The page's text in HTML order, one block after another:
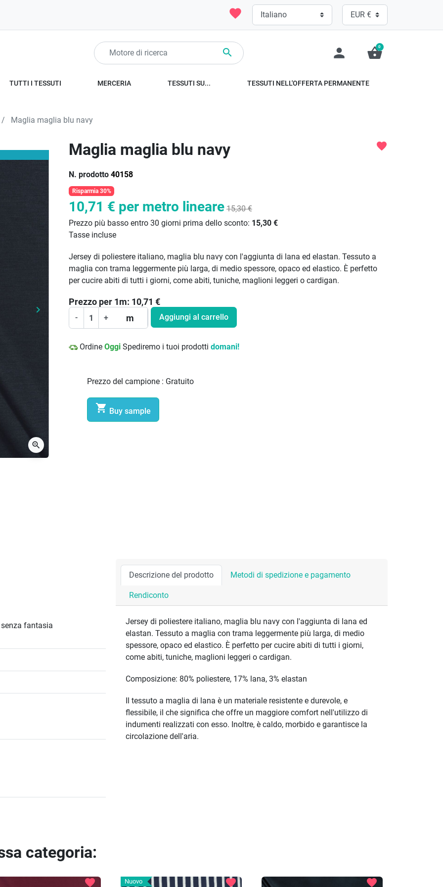
favorite
 person shopping_basket
0
TUTTI I TESSUTI MERCERIA TESSUTI SU... TESSUTI NELL'OFFERTA PERMANENTE
Maglia maglia blu navy
Prossimo
keyboard_arrow_right
zoom_in
Maglia maglia blu navy
N. prodotto 40158
favorite
Risparmia 30%
10,71 € per metro lineare 15,30 €
Prezzo più basso entro 30 giorni prima dello sconto: 15,30 €
Tasse incluse
Jersey di poliestere italiano, maglia blu navy con l'aggiunta di lana ed elastan. Tessuto a
maglia con trama leggermente più larga, di medio spessore, opaco ed elastico. È perfetto
per cucire abiti di tutti i giorni, come abiti, tuniche, maglioni leggeri o cardigan.
Prezzo per 1m: 10,71 €
- + m Aggiungi al carrello
Ordine Oggi Spediremo i tuoi prodotti domani!
Prezzo del campione : Gratuito
 Buy sample
fantasia
Descrizione del prodotto Metodi di spedizione e pagamento
Rendiconto
Jersey di poliestere italiano, maglia blu navy con l'aggiunta di lana ed
elastan. Tessuto a maglia con trama leggermente più larga, di medio
spessore, opaco ed elastico. È perfetto per cucire abiti di tutti i giorni,
come abiti, tuniche, maglioni leggeri o cardigan.
Composizione: 80% poliestere, 17% lana, 3% elastan
Il tessuto a maglia di lana è un materiale resistente e durevole, e
flessibile, il che significa che offre un maggiore comfort nell'utilizzo di
indumenti realizzati con esso. Inoltre, è caldo, morbido e garantisce la
circolazione dell'aria.
categoria:
favorite Nuovo favorite favorite